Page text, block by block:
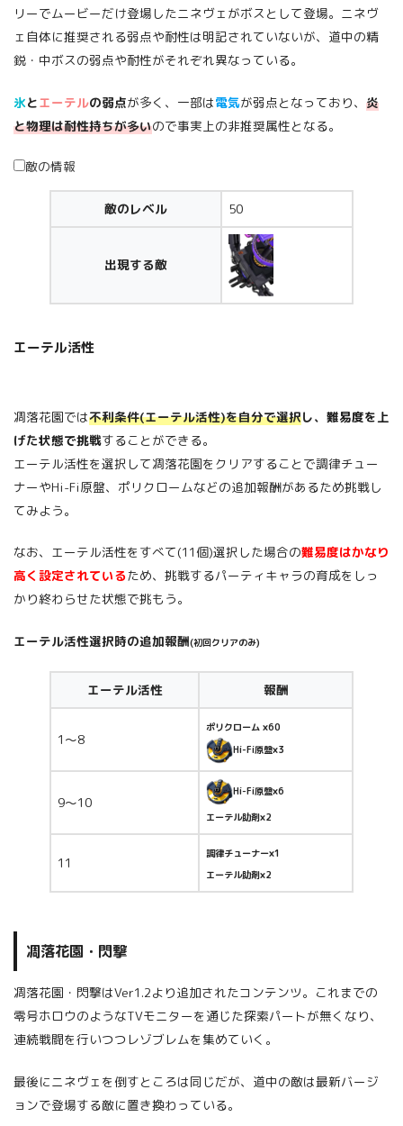
リーでムービーだけ登場したニネヴェがボスとして登場。ニネヴ
ェ自体に推奨される弱点や耐性は明記されていないが、道中の精
鋭・中ボスの弱点や耐性がそれぞれ異なっている。
氷とエーテルの弱点が多く、一部は電気が弱点となっており、 炎
と物理は耐性持ちが多いので事実上の非推奨属性となる。
敵の情報
敵のレベル 50
出現する敵
エーテル活性
凋落花園では不利条件(エーテル活性)を自分で選択し、 難易度を上
げた状態で挑戦することができる。
エーテル活性を選択して凋落花園をクリアすることで調律チュー
ナーやHi-Fi原盤、ポリクロームなどの追加報酬があるため挑戦し
てみよう。
なお、エーテル活性をすべて(11個)選択した場合の難易度はかなり
高く設定されているため、挑戦するパーティキャラの育成をしっ
かり終わらせた状態で挑もう。
エーテル活性選択時の追加報酬(初回クリアのみ)
エーテル活性 報酬
1～8
ポリクローム ×60
Hi-Fi原盤×3
9～10
Hi-Fi原盤×6
エーテル助剤×2
11
調律チューナー×1
エーテル助剤×2
凋落花園・閃撃
凋落花園・閃撃はVer1.2より追加されたコンテンツ。これまでの
零号ホロウのようなTVモニターを通じた探索パートが無くなり、
連続戦闘を行いつつレゾブレムを集めていく。
最後にニネヴェを倒すところは同じだが、道中の敵は最新バージ
ョンで登場する敵に置き換わっている。